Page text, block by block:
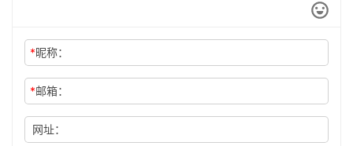
*昵称：
*邮箱：
网址：